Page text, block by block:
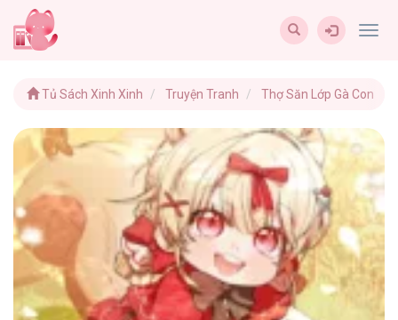
Tủ Sách Xinh Xinh Truyện Tranh Thợ Săn Lớp Gà Con